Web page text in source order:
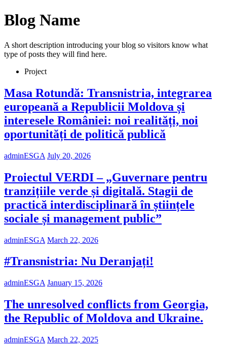
Blog Name
A short description introducing your blog so visitors know what
type of posts they will find here.
Project
Masa Rotundă: Transnistria, integrarea
europeană a Republicii Moldova și
interesele României: noi realități, noi
oportunități de politică publică
adminESGA July 20, 2026
Proiectul VERDI – „Guvernare pentru
tranzițiile verde și digitală. Stagii de
practică interdisciplinară în științele
sociale și management public”
adminESGA March 22, 2026
#Transnistria: Nu Deranjați!
adminESGA January 15, 2026
The unresolved conflicts from Georgia,
the Republic of Moldova and Ukraine.
adminESGA March 22, 2025